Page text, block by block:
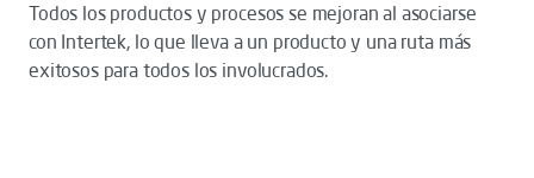
Todos los productos y procesos se mejoran al asociarse
con Intertek, lo que lleva a un producto y una ruta más
exitosos para todos los involucrados.